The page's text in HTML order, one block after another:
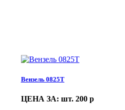
Вензель 0825Т
ЦЕНА ЗА: шт. 200 p